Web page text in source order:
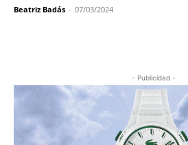
Beatriz Badás - 07/03/2024
- Publicidad -